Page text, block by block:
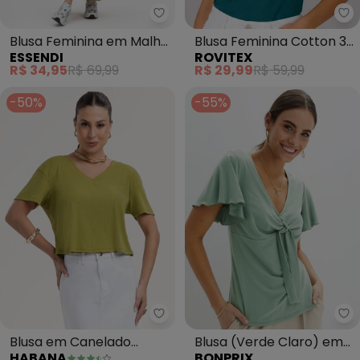
Essendi - Blusa Feminina em
Blusa Feminina em Malha
(Verde)
ESSENDI
R$ 34,95R$ 69,99
Blusa Feminina Cotton 30
Básica (Verde)
ROVITEX
R$ 29,99R$ 59,99
-50%
Habana - Blusa em Canelado
Blusa em Canelado
-55%
Blusa (Verde Claro) em